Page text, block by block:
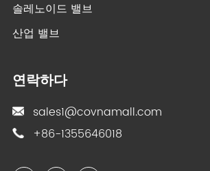
솔레노이드 밸브
산업 밸브
연락하다
sales1@covnamall.com
+86-1355646018